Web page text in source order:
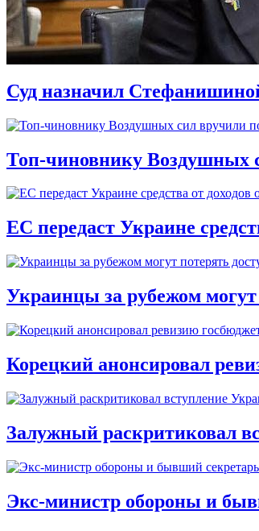
Суд назначил
Топ-чиновнику Воздушных
ЕС передаст Украине
Украинцы за рубежом
Корецкий анонсировал
Залужный раскритиковал
Экс-министр обороны и